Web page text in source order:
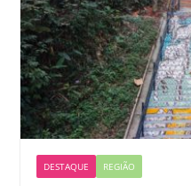
DESTAQUE REGIÃO